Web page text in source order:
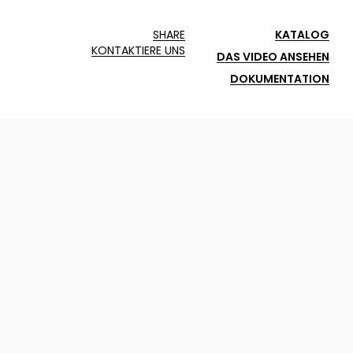
SHARE
KONTAKTIERE UNS
KATALOG
DAS VIDEO ANSEHEN
DOKUMENTATION